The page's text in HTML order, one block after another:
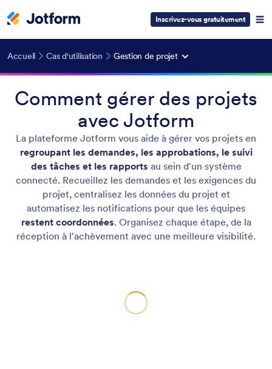
Inscrivez-vous gratuitement
Accueil Cas d'utilisation Gestion de projet
Comment gérer des projets
avec Jotform
La plateforme Jotform vous aide à gérer vos projets en
regroupant les demandes, les approbations, le suivi
des tâches et les rapports au sein d'un système
connecté. Recueillez les demandes et les exigences du
projet, centralisez les données du projet et
automatisez les notifications pour que les équipes
restent coordonnées. Organisez chaque étape, de la
réception à l'achèvement avec une meilleure visibilité.